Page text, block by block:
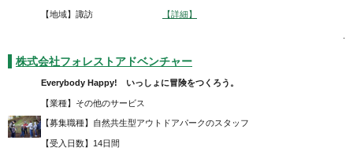
【地域】諏訪 【詳細】
.
株式会社フォレストアドベンチャー
Everybody Happy! いっしょに冒険をつくろう。
【業種】その他のサービス
【募集職種】自然共生型アウトドアパークのスタッフ
【受入日数】14日間